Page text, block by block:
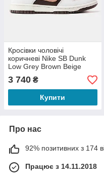
Кросівки чоловічі
коричневі Nike SB Dunk
Low Grey Brown Beige
(18108)
3 740 ₴
Купити
Про нас
92% позитивних з 174
Працює з 14.11.2018